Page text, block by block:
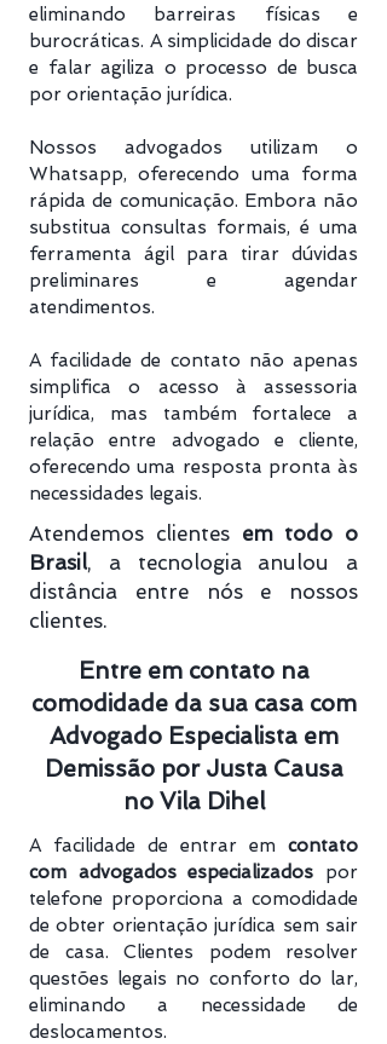
eliminando barreiras físicas e
burocráticas. A simplicidade do discar
e falar agiliza o processo de busca
por orientação jurídica.
Nossos advogados utilizam o
Whatsapp, oferecendo uma forma
rápida de comunicação. Embora não
substitua consultas formais, é uma
ferramenta ágil para tirar dúvidas
preliminares e agendar
atendimentos.
A facilidade de contato não apenas
simplifica o acesso à assessoria
jurídica, mas também fortalece a
relação entre advogado e cliente,
oferecendo uma resposta pronta às
necessidades legais.
Atendemos clientes em todo o
Brasil, a tecnologia anulou a
distância entre nós e nossos
clientes.
Entre em contato na
comodidade da sua casa com
Advogado Especialista em
Demissão por Justa Causa
no Vila Dihel
A facilidade de entrar em contato
com advogados especializados por
telefone proporciona a comodidade
de obter orientação jurídica sem sair
de casa. Clientes podem resolver
questões legais no conforto do lar,
eliminando a necessidade de
deslocamentos.